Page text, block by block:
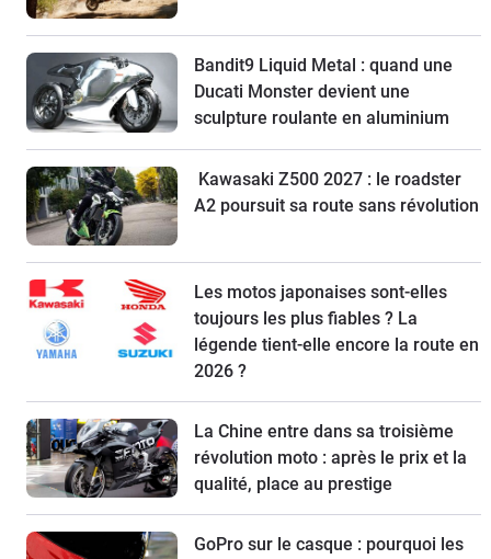
Bandit9 Liquid Metal : quand une
Ducati Monster devient une
sculpture roulante en aluminium
Kawasaki Z500 2027 : le roadster
A2 poursuit sa route sans révolution
Les motos japonaises sont-elles
toujours les plus fiables ? La
légende tient-elle encore la route en
2026 ?
La Chine entre dans sa troisième
révolution moto : après le prix et la
qualité, place au prestige
GoPro sur le casque : pourquoi les